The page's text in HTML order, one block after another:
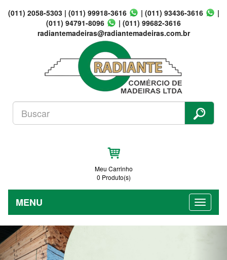
(011) 2058-5303| (011) 99918-3616 | (011) 93436-3616
|
(011) 94791-8096
| (011) 99682-3616
radiantemadeiras@radiantemadeiras.com.br
Meu Carrinho
0 Produto(s)
MENU
Previous